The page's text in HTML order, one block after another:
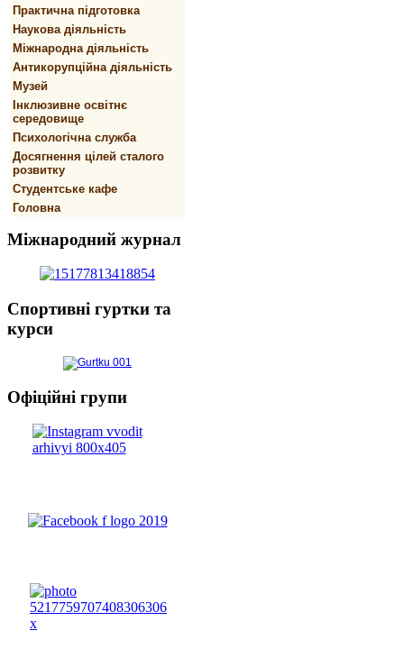
Практична підготовка
Наукова діяльність
Міжнародна діяльність
Антикорупційна діяльність
Музей
Інклюзивне освітнє
середовище
Психологічна служба
Досягнення цілей сталого
розвитку
Студентське кафе
Головна
Міжнародний журнал
Спортивнi гуртки та
курси
Офіційні групи